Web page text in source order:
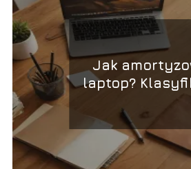
Jak
laptop?